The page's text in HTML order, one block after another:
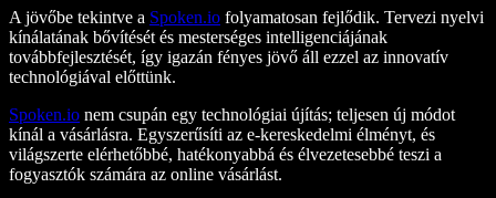
A jövőbe tekintve a Spoken.io folyamatosan fejlődik. Tervezi nyelvi
kínálatának bővítését és mesterséges intelligenciájának
továbbfejlesztését, így igazán fényes jövő áll ezzel az innovatív
technológiával előttünk.
Spoken.io nem csupán egy technológiai újítás; teljesen új módot
kínál a vásárlásra. Egyszerűsíti az e-kereskedelmi élményt, és
világszerte elérhetőbbé, hatékonyabbá és élvezetesebbé teszi a
fogyasztók számára az online vásárlást.